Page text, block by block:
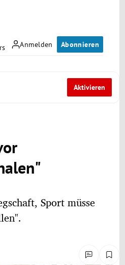
Anmelden Abonnieren
Aktivieren
Sport müsse